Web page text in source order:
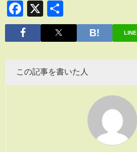
Facebook
X
有
LINE
この記事を書いた人